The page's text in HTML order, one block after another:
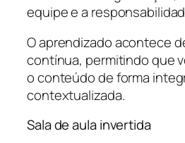
equipe e a
O aprendizado acontece
contínua, permitindo que
o conteúdo de forma
contextualizada.
Sala de aula invertida